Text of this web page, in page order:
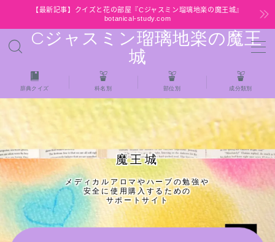
【最新記事】クイズと花の部屋『Cジャスミン瑠璃地楽の魔王城』
botanical-study.com
Cジャスミン瑠璃地楽の魔王
城
MENU
HOME
【最新】クイズと花の部屋
★全種/アロマハーブスパイス基材 プチ辞典ク
イズ＆プチ辞典
★アロマ検定＋αクイズ
★アロマハーブ傾向チェック
辞典クイズ 科名別 部位別 成分類別
魔王城
メディカルアロマやハーブの勉強や
安全に使用購入するための
サポートサイト